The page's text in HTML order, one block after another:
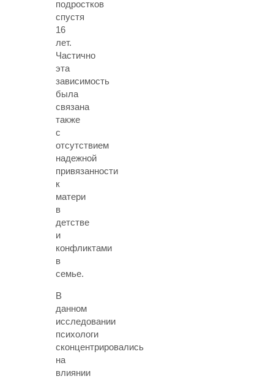
подростков
спустя
16
лет.
Частично
эта
зависимость
была
связана
также
с
отсутствием
надежной
привязанности
к
матери
в
детстве
и
конфликтами
в
семье.
В
данном
исследовании
психологи
сконцентрировались
на
влиянии